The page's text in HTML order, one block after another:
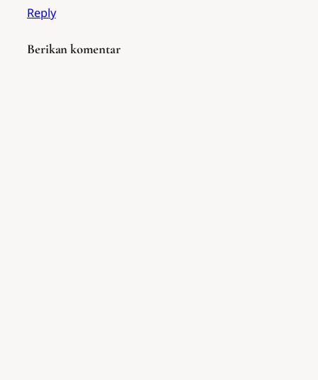
Reply
Berikan komentar